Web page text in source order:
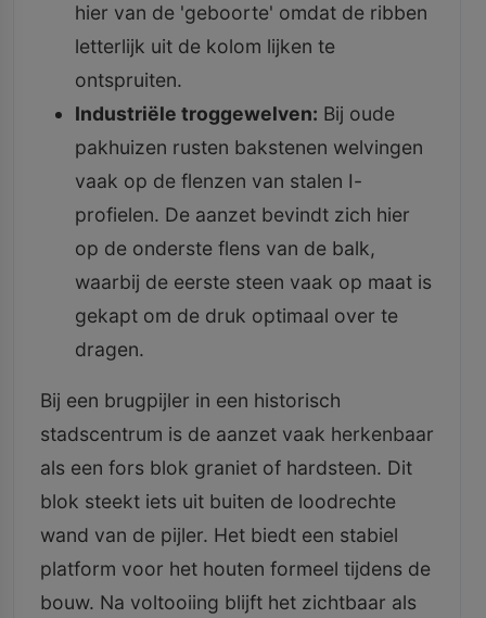
hier van de 'geboorte' omdat de ribben
letterlijk uit de kolom lijken te
ontspruiten.
Industriële troggewelven: Bij oude
pakhuizen rusten bakstenen welvingen
vaak op de flenzen van stalen I-
profielen. De aanzet bevindt zich hier
op de onderste flens van de balk,
waarbij de eerste steen vaak op maat is
gekapt om de druk optimaal over te
dragen.
Bij een brugpijler in een historisch
stadscentrum is de aanzet vaak herkenbaar
als een fors blok graniet of hardsteen. Dit
blok steekt iets uit buiten de loodrechte
wand van de pijler. Het biedt een stabiel
platform voor het houten formeel tijdens de
bouw. Na voltooiing blijft het zichtbaar als